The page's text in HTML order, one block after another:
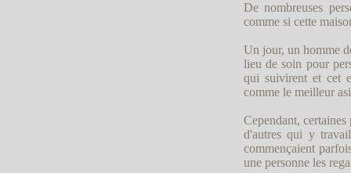
De nombreuses
comme si cette
Un jour, un homme
lieu de soin pour
qui suivirent et cet
comme le meilleur
Cependant,
d'autres qui y
commençaient
une personne les